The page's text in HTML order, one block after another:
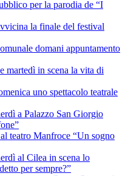
per la parodia de “I
la finale del festival
domani appuntamento
in scena la vita di
uno spettacolo teatrale
a Palazzo San Giorgio
teatro Manfroce “Un sogno
al Cilea in scena lo
per sempre?”